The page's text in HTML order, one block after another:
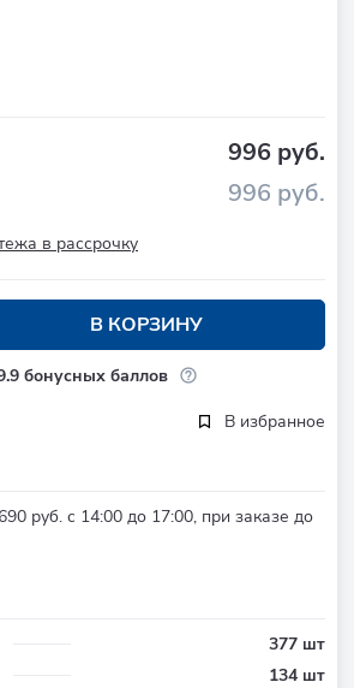
996 руб.
996 руб.
в рассрочку
В КОРЗИНУ
бонусных баллов
В избранное
руб. с 14:00 до 17:00, при заказе до
377 шт
134 шт